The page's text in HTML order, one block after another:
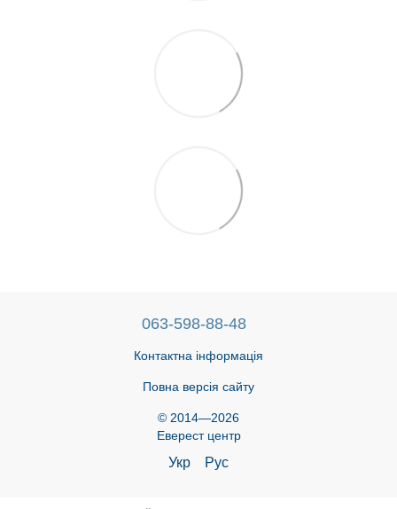
063-598-88-48
Контактна інформація
Повна версія сайту
© 2014—2026
Еверест центр
Укр Рус